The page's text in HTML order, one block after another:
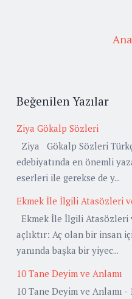
Beğenilen Yazılar
Ziya Gökalp Sözleri
Ziya Gökalp Sözleri
edebiyatında en önemli
eserleri ile gerekse de y...
Ekmek İle İlgili Atasözleri
Ekmek İle İlgili Atasözleri
açlıktır: Aç olan bir insan
yanında başka bir yiyec...
10 Tane Deyim ve Anlamı
10 Tane Deyim ve Anlamı -